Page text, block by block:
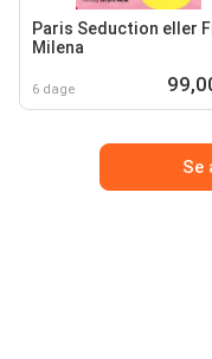
Paris Seduction eller
Milena
6 dage
Se